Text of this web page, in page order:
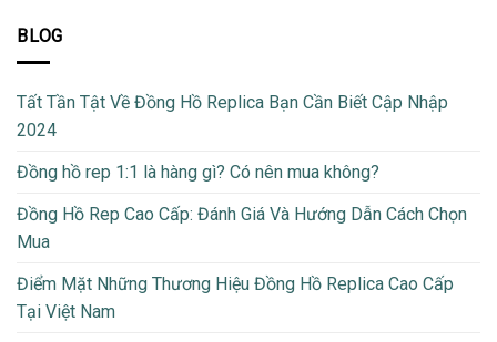
BLOG
Tất Tần Tật Về Đồng Hồ Replica Bạn Cần Biết Cập Nhập
2024
Đồng hồ rep 1:1 là hàng gì? Có nên mua không?
Đồng Hồ Rep Cao Cấp: Đánh Giá Và Hướng Dẫn Cách Chọn
Mua
Điểm Mặt Những Thương Hiệu Đồng Hồ Replica Cao Cấp
Tại Việt Nam